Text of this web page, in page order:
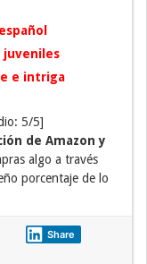
juveniles
e intriga
5/5]
de Amazon y
algo a través
porcentaje de lo
Share